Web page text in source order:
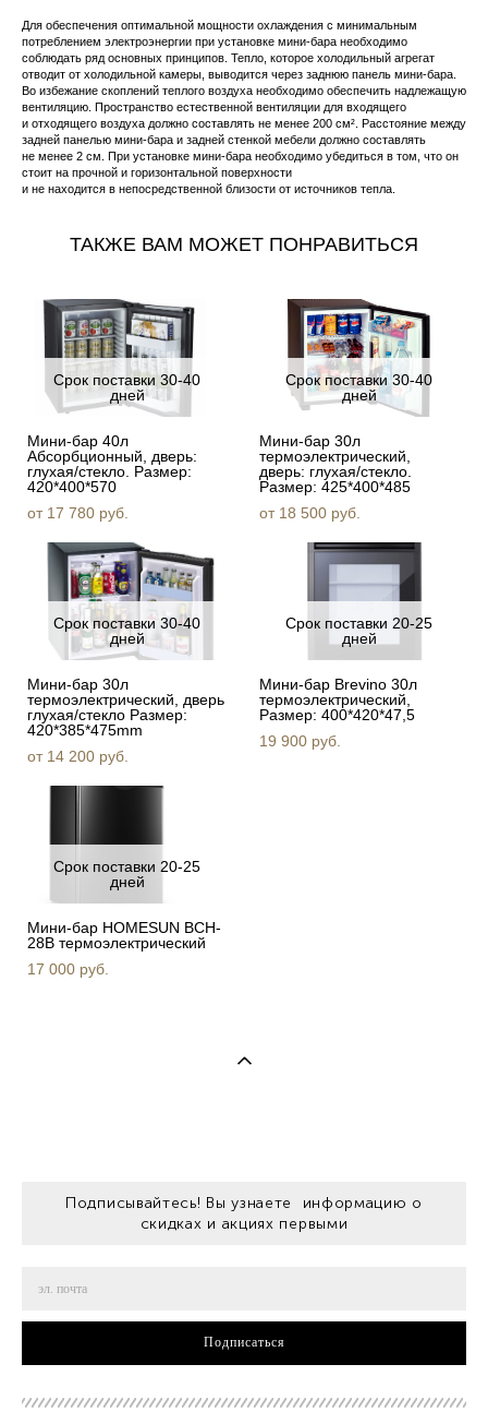
Для обеспечения оптимальной мощности охлаждения с минимальным
потреблением электроэнергии при установке мини-бара необходимо
соблюдать ряд основных принципов. Тепло, которое холодильный агрегат
отводит от холодильной камеры, выводится через заднюю панель мини-бара.
Во избежание скоплений теплого воздуха необходимо обеспечить надлежащую
вентиляцию. Пространство естественной вентиляции для входящего
и отходящего воздуха должно составлять не менее 200 см². Расстояние между
задней панелью мини-бара и задней стенкой мебели должно составлять
не менее 2 см. При установке мини-бара необходимо убедиться в том, что он
стоит на прочной и горизонтальной поверхности
и не находится в непосредственной близости от источников тепла.
ТАКЖЕ ВАМ МОЖЕТ ПОНРАВИТЬСЯ
Срок поставки 30-40
дней
Мини-бар 40л
Абсорбционный, дверь:
глухая/стекло. Размер:
420*400*570
от 17 780 pуб.
Срок поставки 30-40
дней
Мини-бар 30л
термоэлектрический,
дверь: глухая/стекло.
Размер: 425*400*485
от 18 500 pуб.
Срок поставки 30-40
дней
Мини-бар 30л
термоэлектрический, дверь
глухая/стекло Размер:
420*385*475mm
от 14 200 pуб.
Срок поставки 20-25
дней
Мини-бар Brevino 30л
термоэлектрический,
Размер: 400*420*47,5
19 900 pуб.
Срок поставки 20-25
дней
Мини-бар HOMESUN BCH-
28B термоэлектрический
17 000 pуб.
Подписывайтесь! Вы узнаете информацию о
скидках и акциях первыми
Подписаться